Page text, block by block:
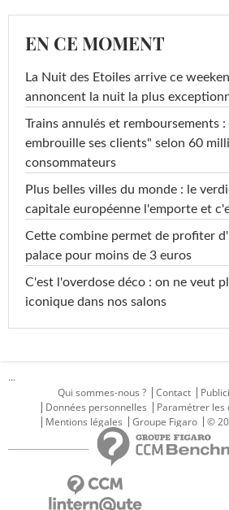
EN CE MOMENT
La Nuit des Etoiles arrive ce
annoncent la nuit la plus
Trains annulés et remboursements
embrouille ses clients" selon 60
consommateurs
Plus belles villes du monde : le
capitale européenne l'emporte et
Cette combine permet de profiter
palace pour moins de 3 euros
C'est l'overdose déco : on ne veut
iconique dans nos salons
...
Qui sommes-nous ?
Contact
Données personnelles
Paramétrer les
Mentions légales
Groupe Figaro ©